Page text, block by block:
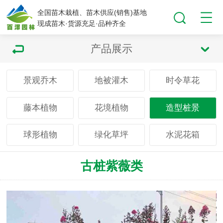
全国苗木栽植、苗木供应(销售)基地
现成苗木·货源充足·品种齐全
产品展示
景观乔木 地被灌木 时令草花
藤本植物 花境植物 造型桩景
球形植物 绿化草坪 水泥花箱
古桩紫薇类